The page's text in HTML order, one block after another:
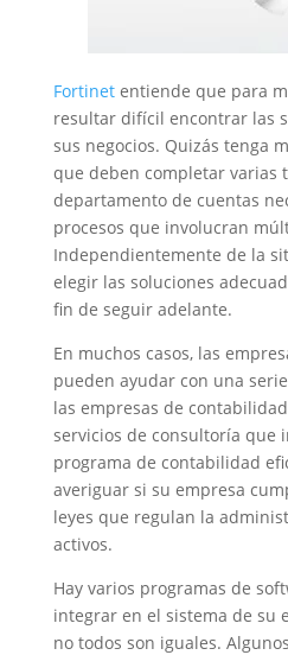
Fortinetentiende que para
resultar difícil encontrar las
sus negocios. Quizás tenga
que deben completar varias
departamento de cuentas
procesos que involucran
Independientemente de la
elegir las soluciones
fin de seguir adelante.
En muchos casos, las
pueden ayudar con una
las empresas de
servicios de consultoría que
programa de contabilidad
averiguar si su empresa
leyes que regulan la
activos.
Hay varios programas de
integrar en el sistema de su
no todos son iguales.